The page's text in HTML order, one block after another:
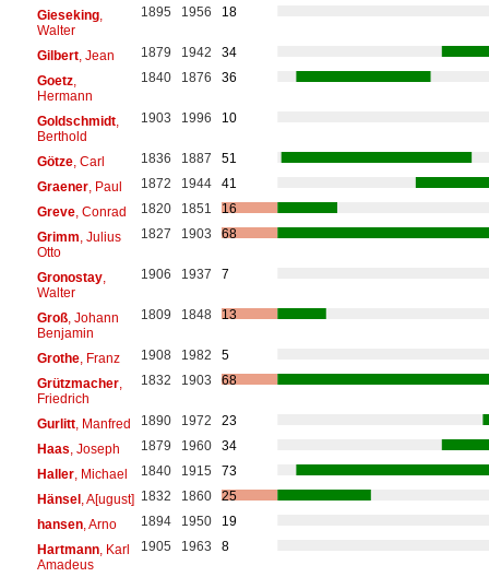
Gieseking,
Walter
1895 1956 18
Gilbert, Jean 1879 1942
34
Goetz,
Hermann
1840 1876 36
Goldschmidt,
Berthold
1903 1996 10
Götze, Carl 1836 1887
51
Graener, Paul 1872 1944
41
Greve, Conrad 1820 1851
16
Grimm , Julius
Otto
1827 1903 68
Gronostay,
Walter
1906 1937 7
Groß, Johann
Benjamin
1809 1848 13
Grothe, Franz 1908 1982
5
Grützmacher,
Friedrich
1832 1903 68
Gurlitt, Manfred 1890 1972
23
Haas , Joseph 1879 1960
34
Haller, Michael 1840 1915
73
Hänsel, A[ugust] 1832 1860
25
hansen, Arno 1894 1950
19
Hartmann, Karl
Amadeus
1905 1963 8